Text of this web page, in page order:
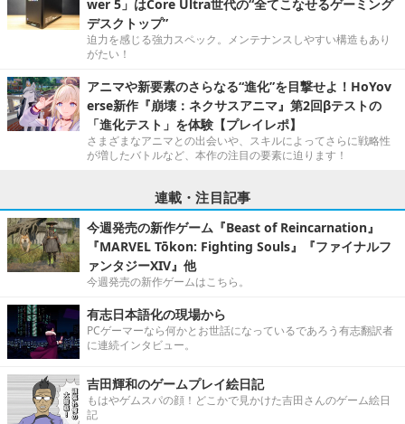
wer 5」はCore Ultra世代の“全てこなせるゲーミング
デスクトップ”
迫力を感じる強力スペック。メンテナンスしやすい構造もあり
がたい！
アニマや新要素のさらなる“進化”を目撃せよ！HoYov
erse新作『崩壊：ネクサスアニマ』第2回βテストの
「進化テスト」を体験【プレイレポ】
さまざまなアニマとの出会いや、スキルによってさらに戦略性
が増したバトルなど、本作の注目の要素に迫ります！
連載・注目記事
今週発売の新作ゲーム『Beast of Reincarnation』
『MARVEL Tōkon: Fighting Souls』『ファイナルフ
ァンタジーXIV』他
今週発売の新作ゲームはこちら。
有志日本語化の現場から
PCゲーマーなら何かとお世話になっているであろう有志翻訳者
に連続インタビュー。
吉田輝和のゲームプレイ絵日記
もはやゲムスパの顔！どこかで見かけた吉田さんのゲーム絵日
記